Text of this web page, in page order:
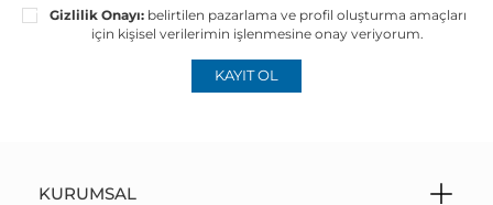
Gizlilik Onayı:belirtilen pazarlama ve profil oluşturma amaçları
için kişisel verilerimin işlenmesine onay veriyorum.
KAYIT OL
KURUMSAL